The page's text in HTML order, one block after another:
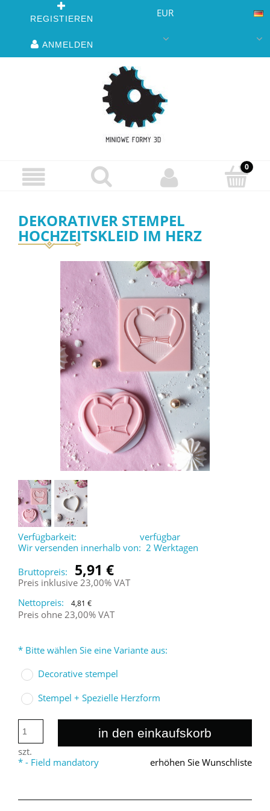
REGISTIEREN
ANMELDEN
EUR
DEKORATIVER STEMPEL
HOCHZEITSKLEID IM HERZ
Verfügbarkeit:
verfügbar
Wir versenden innerhalb von: 2 Werktagen
Bruttopreis:
5,91 €
Preis inklusive 23,00% VAT
Nettopreis:
4,81 €
Preis ohne 23,00% VAT
* Bitte wählen Sie eine Variante aus:
Decorative stempel
Stempel + Spezielle Herzform
szt.
in den einkaufskorb
erhöhen Sie Wunschliste
* - Field mandatory